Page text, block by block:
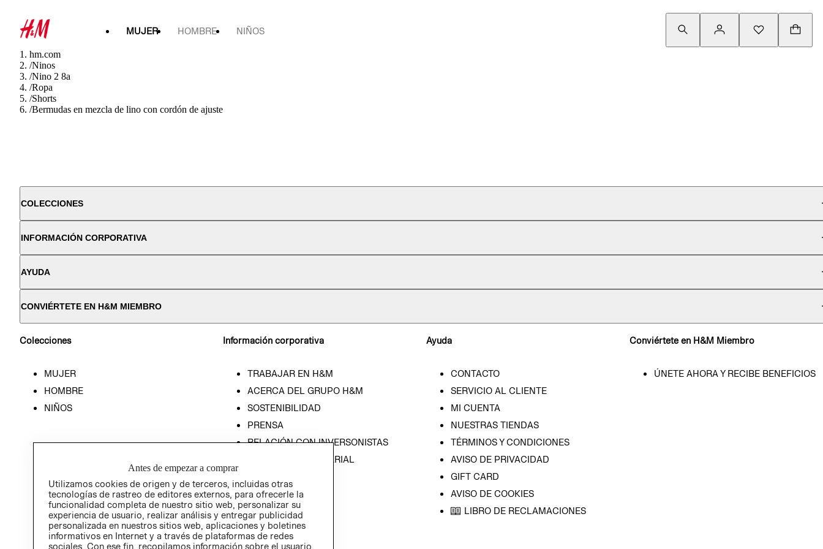
MUJER HOMBRE NIÑOS
hm.com
/Ninos
/Nino 2 8a
/Ropa
/Shorts
/Bermudas en mezcla de lino con cordón de ajuste
COLECCIONES
INFORMACIÓN CORPORATIVA
AYUDA
CONVIÉRTETE EN H&M MIEMBRO
Colecciones
MUJER
HOMBRE
NIÑOS
Información corporativa
TRABAJAR EN H&M
ACERCA DEL GRUPO H&M
SOSTENIBILIDAD
PRENSA
RELACIÓN CON INVERSONISTAS
POLÍTICA EMPRESARIAL
Ayuda
CONTACTO
SERVICIO AL CLIENTE
MI CUENTA
NUESTRAS TIENDAS
TÉRMINOS Y CONDICIONES
AVISO DE PRIVACIDAD
GIFT CARD
AVISO DE COOKIES
LIBRO DE RECLAMACIONES
Conviértete en H&M Miembro
ÚNETE AHORA Y RECIBE BENEFICIOS
Antes de empezar a comprar
Utilizamos cookies de origen y de terceros, incluidas otras
tecnologías de rastreo de editores externos, para ofrecerle la
funcionalidad completa de nuestro sitio web, personalizar su
experiencia de usuario, realizar análisis y entregar publicidad
personalizada en nuestros sitios web, aplicaciones y boletines
informativos en Internet y a través de plataformas de redes
sociales. Con ese fin, recopilamos información sobre el usuario,